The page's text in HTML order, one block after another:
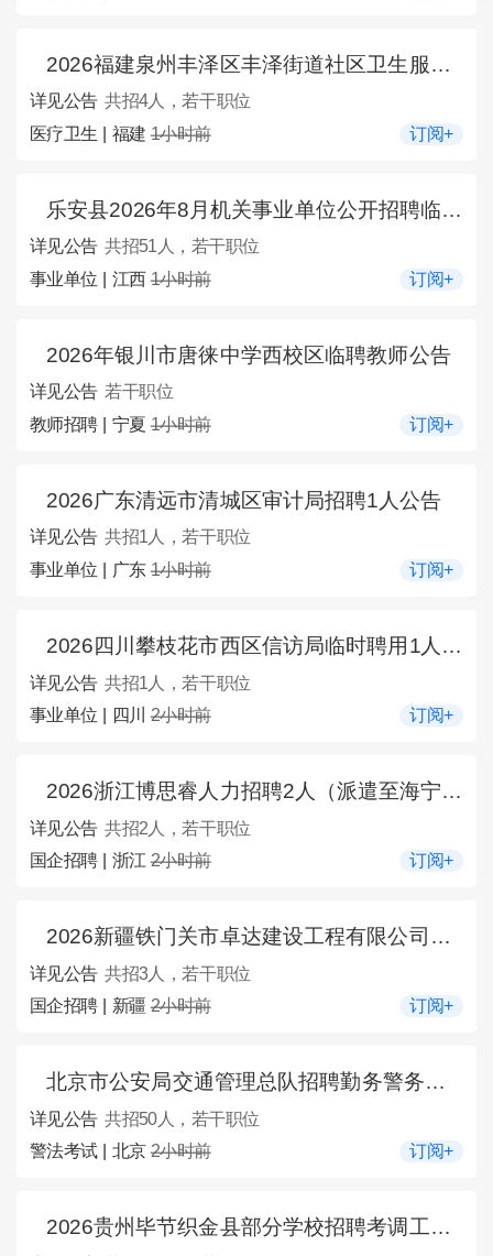
2026福建泉州丰泽区丰泽街道社区卫生服务中心招聘工作人员4人公告
详见公告 共招4人，若干职位
医疗卫生 | 福建1小时前 订阅+
乐安县2026年8月机关事业单位公开招聘临聘人员公告【51人】
详见公告 共招51人，若干职位
事业单位 | 江西1小时前 订阅+
2026年银川市唐徕中学西校区临聘教师公告
详见公告 若干职位
教师招聘 | 宁夏1小时前 订阅+
2026广东清远市清城区审计局招聘1人公告
详见公告 共招1人，若干职位
事业单位 | 广东1小时前 订阅+
2026四川攀枝花市西区信访局临时聘用1人公告
详见公告 共招1人，若干职位
事业单位 | 四川2小时前 订阅+
2026浙江博思睿人力招聘2人（派遣至海宁市馨联营销策划有限公司）公告
详见公告 共招2人，若干职位
国企招聘 | 浙江2小时前 订阅+
2026新疆铁门关市卓达建设工程有限公司经理层市场化选聘3人公告
详见公告 共招3人，若干职位
国企招聘 | 新疆2小时前 订阅+
北京市公安局交通管理总队招聘勤务警务辅助50人公告
详见公告 共招50人，若干职位
警法考试 | 北京2小时前 订阅+
2026贵州毕节织金县部分学校招聘考调工作人员183人公告